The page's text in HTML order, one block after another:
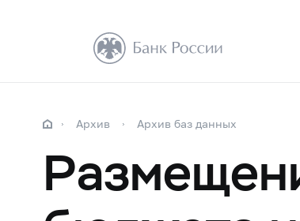
Архив Архив баз данных